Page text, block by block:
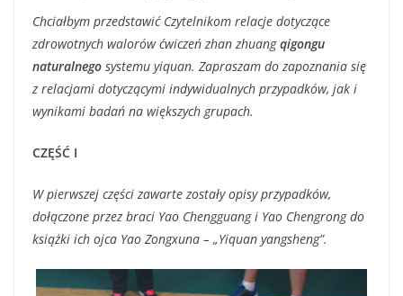
Chciałbym przedstawić Czytelnikom relacje dotyczące
zdrowotnych walorów ćwiczeń zhan zhuangqigongu
naturalnego systemu yiquan. Zapraszam do zapoznania się
z relacjami dotyczącymi indywidualnych przypadków, jak i
wynikami badań na większych grupach.
CZĘŚĆ I
W pierwszej części zawarte zostały opisy przypadków,
dołączone przez braci Yao Chengguang i Yao Chengrong do
książki ich ojca Yao Zongxuna – „Yiquan yangsheng”.